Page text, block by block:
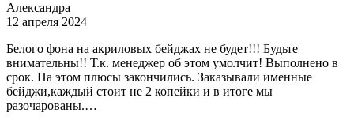
Александра
12 апреля 2024
Белого фона на акриловых бейджах не будет!!! Будьте
внимательны!! Т.к. менеджер об этом умолчит! Выполнено в
срок. На этом плюсы закончились. Заказывали именные
бейджи,каждый стоит не 2 копейки и в итоге мы
разочарованы.…